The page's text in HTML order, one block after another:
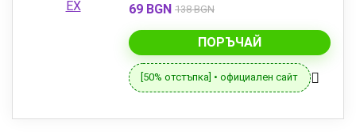
69 BGN 138 BGN
ПОРЪЧАЙ
[50% отстъпка] • официален сайт